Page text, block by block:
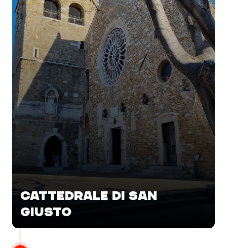
CATTEDRALE DI SAN
GIUSTO